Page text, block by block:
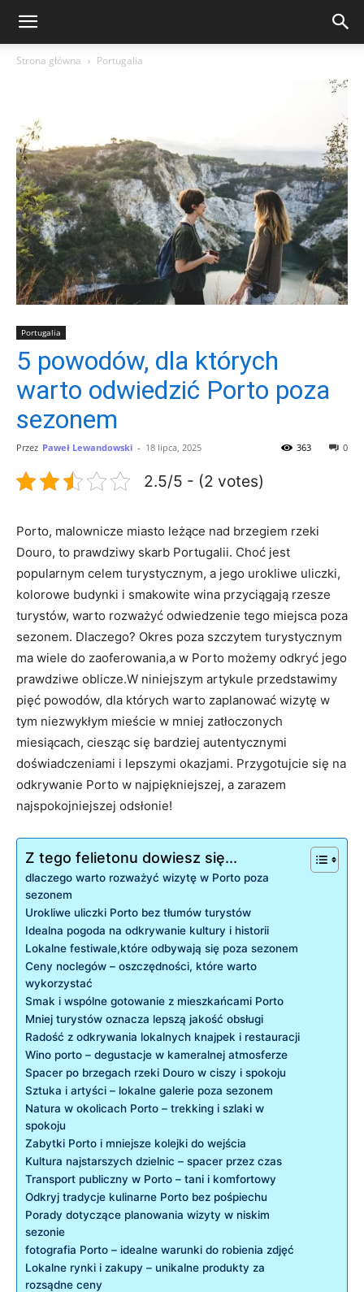
Strona główna Portugalia
Portugalia
5 powodów, dla których
warto odwiedzić Porto poza
sezonem
Przez Paweł Lewandowski - 18 lipca, 2025 0
363
2.5/5 - (2 votes)
Porto, malownicze miasto ​leżące nad brzegiem rzeki
Douro, to prawdziwy skarb Portugalii. Choć jest
popularnym celem turystycznym, ‌a jego urokliwe uliczki,⁤
kolorowe budynki i ⁤smakowite‌ wina przyciągają rzesze
turystów, warto rozważyć odwiedzenie ⁣tego⁤ miejsca poza
sezonem. Dlaczego? Okres poza szczytem turystycznym
ma‍ wiele⁣ do zaoferowania,a w Porto możemy odkryć jego
prawdziwe oblicze.W niniejszym artykule przedstawimy
pięć powodów, dla których warto zaplanować wizytę​ w
tym niezwykłym mieście ⁢w mniej zatłoczonych
miesiącach, ciesząc się bardziej autentycznymi
doświadczeniami i lepszymi‍ okazjami. Przygotujcie ​się na
⁣odkrywanie Porto w najpiękniejszej,​ a zarazem
najspokojniejszej odsłonie!
Z tego felietonu dowiesz się...
dlaczego warto rozważyć wizytę w Porto poza
sezonem
Urokliwe uliczki‌ Porto bez tłumów turystów
Idealna pogoda na odkrywanie kultury i historii
Lokalne festiwale,które ⁣odbywają⁣ się poza sezonem
Ceny noclegów – oszczędności, które warto
⁢wykorzystać
Smak i wspólne ‍gotowanie z mieszkańcami Porto
Mniej turystów ​oznacza lepszą jakość obsługi
Radość z odkrywania lokalnych knajpek i ⁣restauracji
Wino porto – degustacje w kameralnej ⁤atmosferze
Spacer ‌po brzegach​ rzeki Douro w ciszy⁣ i spokoju
Sztuka i artyści ‌– lokalne galerie poza sezonem
Natura w okolicach ⁣Porto – trekking i szlaki w
⁤spokoju
Zabytki Porto i mniejsze kolejki do wejścia
Kultura najstarszych dzielnic – ‌spacer przez czas
Transport ⁢publiczny w Porto⁤ –‍ tani i komfortowy
Odkryj ⁤tradycje ‌kulinarne Porto bez pośpiechu
Porady dotyczące planowania wizyty w niskim
sezonie
fotografia Porto – idealne warunki do robienia zdjęć
Lokalne‍ rynki‌ i zakupy – unikalne produkty za
rozsądne ceny